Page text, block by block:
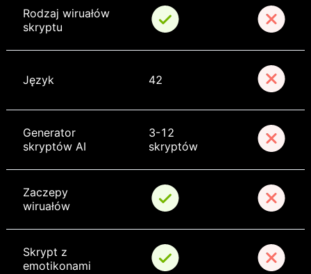
Rodzaj wiruałów
skryptu
Język 42
Generator
skryptów AI
3-12
skryptów
Zaczepy
wiruałów
Skrypt z
emotikonami